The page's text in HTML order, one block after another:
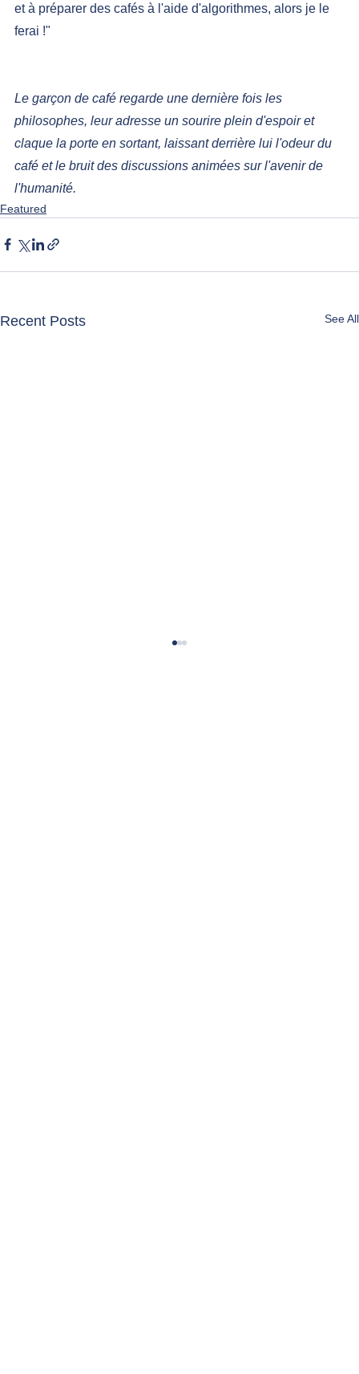
et à préparer des cafés à l'aide d'algorithmes, alors je le
ferai !"
Le garçon de café regarde une dernière fois les
philosophes, leur adresse un sourire plein d'espoir et
claque la porte en sortant, laissant derrière lui l'odeur du
café et le bruit des discussions animées sur l'avenir de
l'humanité.
Featured
Recent Posts See All